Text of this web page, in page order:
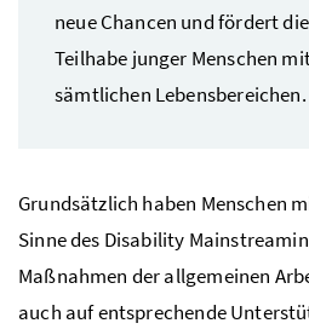
neue Chancen und fördert
Teilhabe junger Menschen
sämtlichen Lebensbereichen.
Grundsätzlich haben Menschen
Sinne des Disability
Maßnahmen der allgemeinen
auch auf entsprechende